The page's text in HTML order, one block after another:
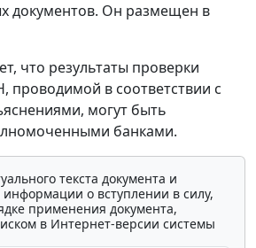
документов. Он размещен в
что результаты проверки
проводимой в соответствии с
могут быть
банками.
текста документа и
о вступлении в силу,
применения документа,
в Интернет-версии системы